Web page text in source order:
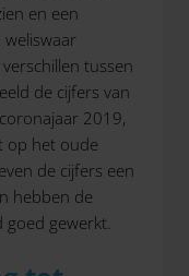
en een
tussen
de cijfers van
2019,
op het oude
de cijfers een
hebben de
gewerkt.